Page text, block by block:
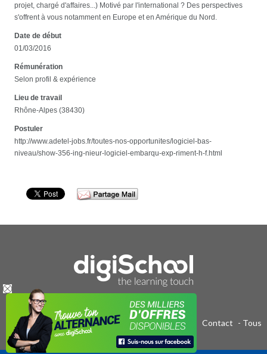
projet, chargé d'affaires...) Motivé par l'international ? Des perspectives
s'offrent à vous notamment en Europe et en Amérique du Nord.
Date de début
01/03/2016
Rémunération
Selon profil & expérience
Lieu de travail
Rhône-Alpes (38430)
Postuler
http://www.adetel-jobs.fr/toutes-nos-opportunites/logiciel-bas-
niveau/show-356-ing-nieur-logiciel-embarqu-exp-riment-h-f.html
Publicité sur le réseau digiSchool - C.G.U/C.G.V Contact - Tous
droits réservés 2011-2020